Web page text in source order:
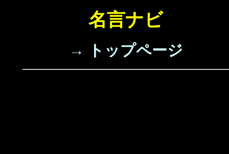
名言ナビ
→ トップページ